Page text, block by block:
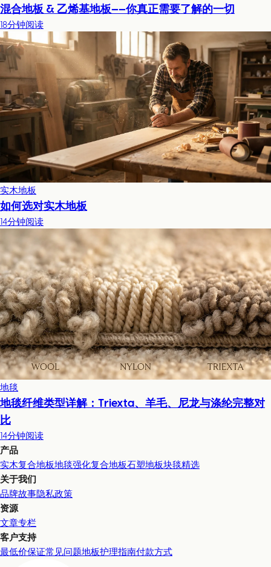
混合地板 & 乙烯基地板——你真正需要了解的一切
18分钟阅读
实木地板
如何选对实木地板
14分钟阅读
地毯
地毯纤维类型详解：Triexta、羊毛、尼龙与涤纶完整对
比
14分钟阅读
产品
实木复合地板地毯强化复合地板石塑地板块毯精选
关于我们
品牌故事隐私政策
资源
文章专栏
客户支持
最低价保证常见问题地板护理指南付款方式